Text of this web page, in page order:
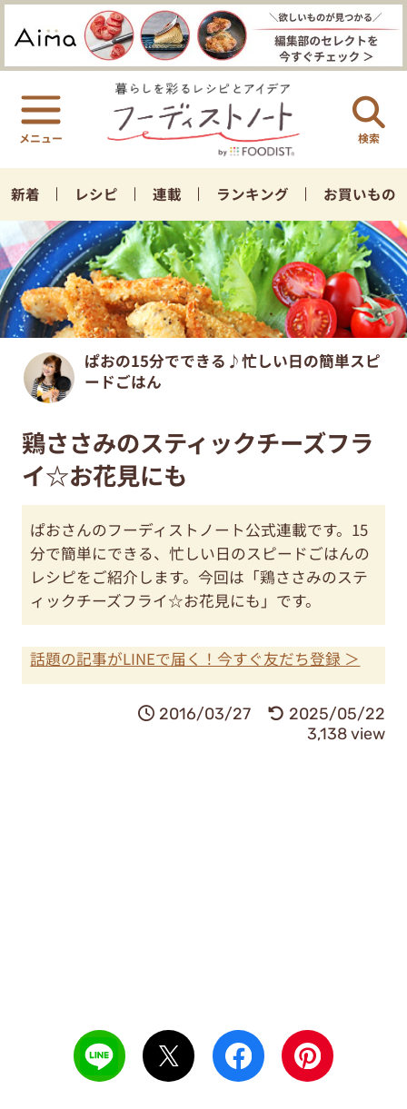
検索
新着 レシピ 連載 ランキング お買いもの
ぱおの15分でできる♪忙しい日の簡単スピ
ードごはん
鶏ささみのスティックチーズフラ
イ☆お花見にも
ぱおさんのフーディストノート公式連載です。15
分で簡単にできる、忙しい日のスピードごはんの
レシピをご紹介します。今回は「鶏ささみのステ
ィックチーズフライ☆お花見にも」です。
話題の記事がLINEで届く！今すぐ友だち登録 ＞
2016/03/27
2025/05/22
3,138 view